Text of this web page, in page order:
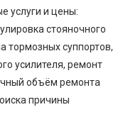
услуги и цены:
стояночного
тормозных суппортов,
усилителя, ремонт
объём ремонта
причины